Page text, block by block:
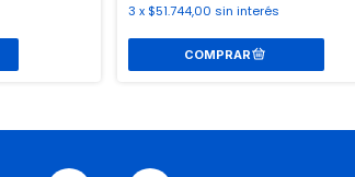
3 x $51.744,00 sin interés